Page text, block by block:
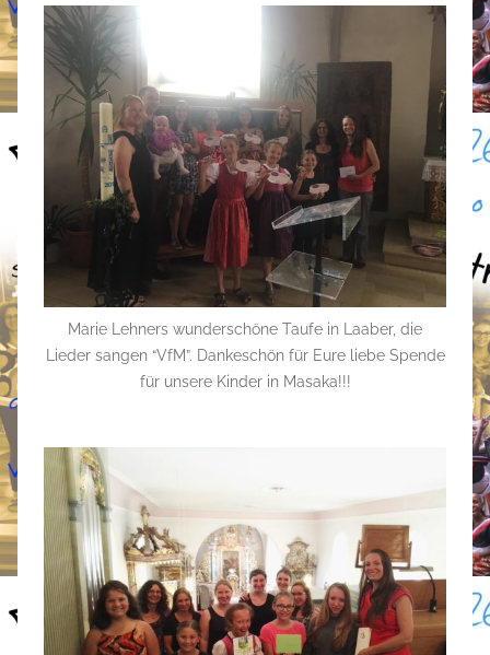
Marie Lehners wunderschöne Taufe in Laaber, die
Lieder sangen “VfM”. Dankeschön für Eure liebe Spende
für unsere Kinder in Masaka!!!